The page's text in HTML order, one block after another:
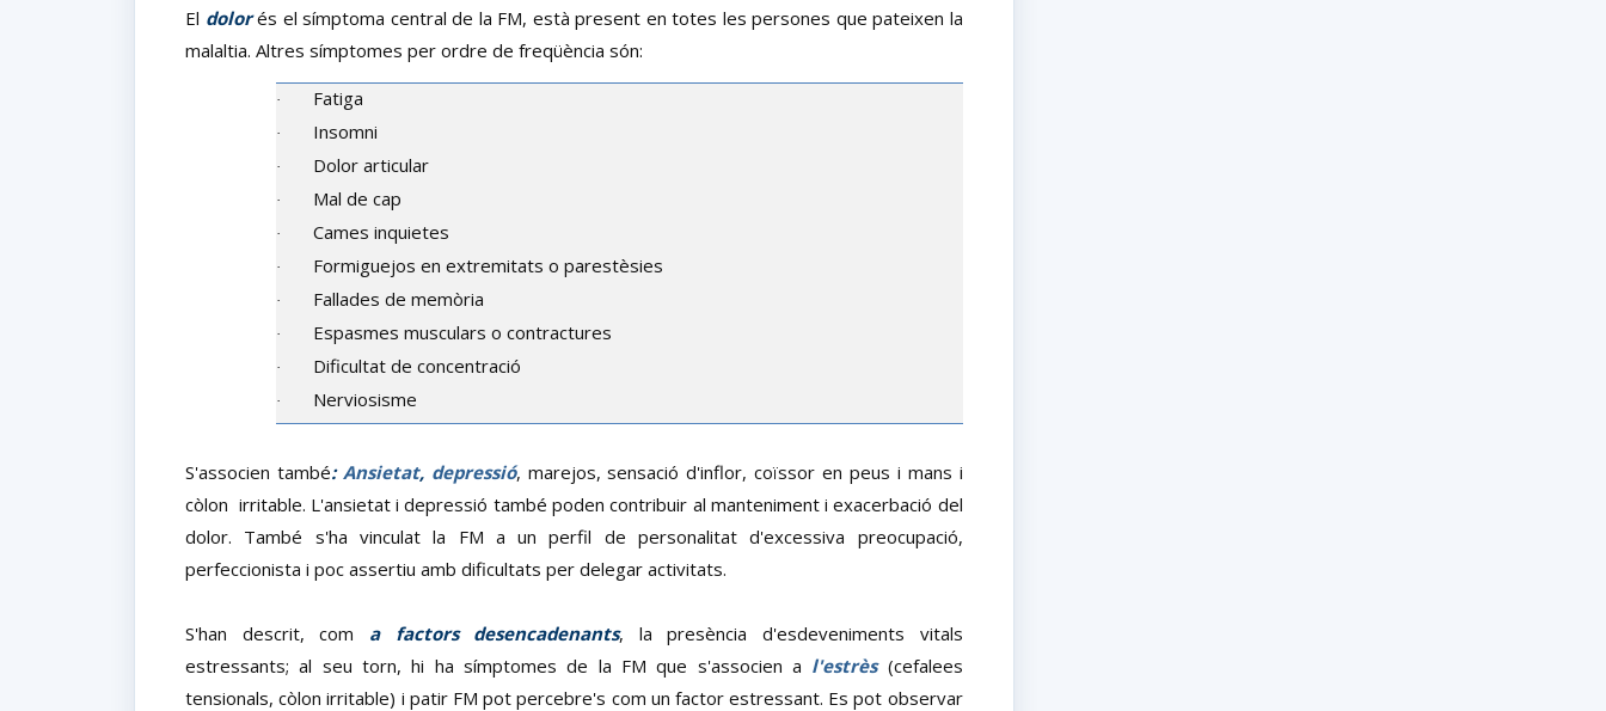
El dolorés el símptoma central de la FM, està present en totes les persones que pateixen la
malaltia. Altres símptomes per ordre de freqüència són:
· Fatiga
· Insomni
· Dolor articular
· Mal de cap
· Cames inquietes
· Formiguejos en extremitats o parestèsies
· Fallades de memòria
· Espasmes musculars o contractures
· Dificultat de concentració
· Nerviosisme
S'associen també: Ansietat, depressió, marejos, sensació d'inflor, coïssor en peus i mans i
còlon irritable. L'ansietat i depressió també poden contribuir al manteniment i exacerbació del
dolor. També s'ha vinculat la FM a un perfil de personalitat d'excessiva preocupació,
perfeccionista i poc assertiu amb dificultats per delegar activitats.
S'han descrit, com a factors desencadenants, la presència d'esdeveniments vitals
estressants; al seu torn, hi ha símptomes de la FM que s'associen a l'estrès (cefalees
tensionals, còlon irritable) i patir FM pot percebre's com un factor estressant. Es pot observar